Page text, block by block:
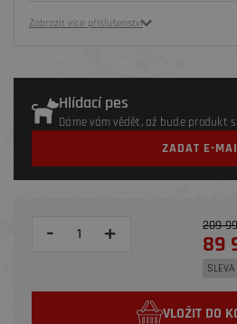
Zobrazit více příslušenství
Hlídací pes
Dáme vám vědět, až bude produkt
ZADAT E-
- + 209
89
VLOŽIT DO